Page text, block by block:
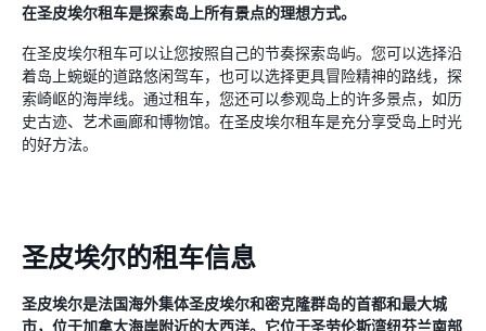
在圣皮埃尔租车是探索岛上所有景点的理想方式。
在圣皮埃尔租车可以让您按照自己的节奏探索岛屿。您可以选择沿
着岛上蜿蜒的道路悠闲驾车，也可以选择更具冒险精神的路线，探
索崎岖的海岸线。通过租车，您还可以参观岛上的许多景点，如历
史古迹、艺术画廊和博物馆。在圣皮埃尔租车是充分享受岛上时光
的好方法。
圣皮埃尔的租车信息
圣皮埃尔是法国海外集体圣皮埃尔和密克隆群岛的首都和最大城
市，位于加拿大海岸附近的大西洋。它位于圣劳伦斯湾纽芬兰南部